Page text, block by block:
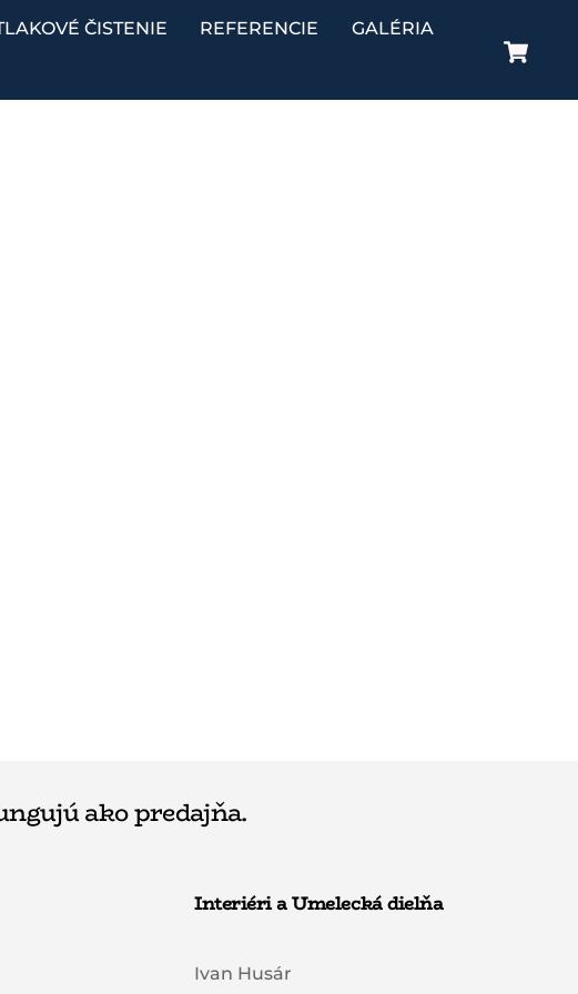
ČISTENIE REFERENCIE GALÉRIA
ako predajňa.
Interiéri a Umelecká dielňa
Ivan Husár